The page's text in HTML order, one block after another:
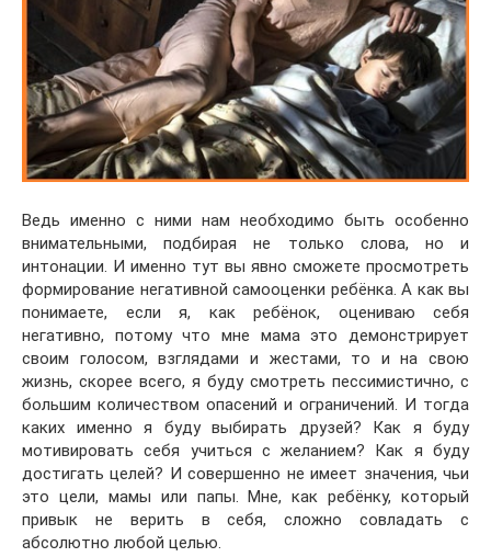
Ведь именно с ними нам необходимо быть особенно
внимательными, подбирая не только слова, но и
интонации. И именно тут вы явно сможете просмотреть
формирование негативной самооценки ребёнка. А как вы
понимаете, если я, как ребёнок, оцениваю себя
негативно, потому что мне мама это демонстрирует
своим голосом, взглядами и жестами, то и на свою
жизнь, скорее всего, я буду смотреть пессимистично, с
большим количеством опасений и ограничений. И тогда
каких именно я буду выбирать друзей? Как я буду
мотивировать себя учиться с желанием? Как я буду
достигать целей? И совершенно не имеет значения, чьи
это цели, мамы или папы. Мне, как ребёнку, который
привык не верить в себя, сложно совладать с
абсолютно любой целью.